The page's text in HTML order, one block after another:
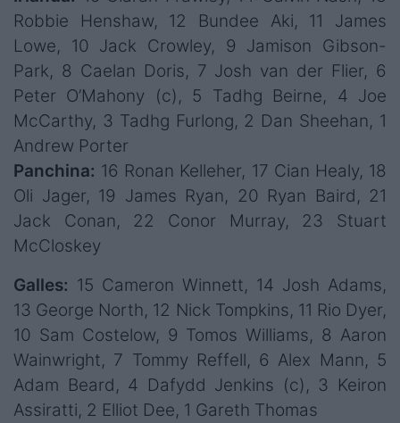
Robbie Henshaw, 12 Bundee Aki, 11 James
Lowe, 10 Jack Crowley, 9 Jamison Gibson-
Park, 8 Caelan Doris, 7 Josh van der Flier, 6
Peter O’Mahony (c), 5 Tadhg Beirne, 4 Joe
McCarthy, 3 Tadhg Furlong, 2 Dan Sheehan, 1
Andrew Porter
Panchina: 16 Ronan Kelleher, 17 Cian Healy, 18
Oli Jager, 19 James Ryan, 20 Ryan Baird, 21
Jack Conan, 22 Conor Murray, 23 Stuart
McCloskey
Galles: 15 Cameron Winnett, 14 Josh Adams,
13 George North, 12 Nick Tompkins, 11 Rio Dyer,
10 Sam Costelow, 9 Tomos Williams, 8 Aaron
Wainwright, 7 Tommy Reffell, 6 Alex Mann, 5
Adam Beard, 4 Dafydd Jenkins (c), 3 Keiron
Assiratti, 2 Elliot Dee, 1 Gareth Thomas